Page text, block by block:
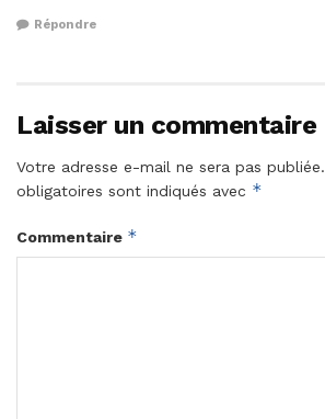
Répondre
Laisser un commentaire
Votre adresse e-mail ne sera pas publiée.
obligatoires sont indiqués avec *
Commentaire *